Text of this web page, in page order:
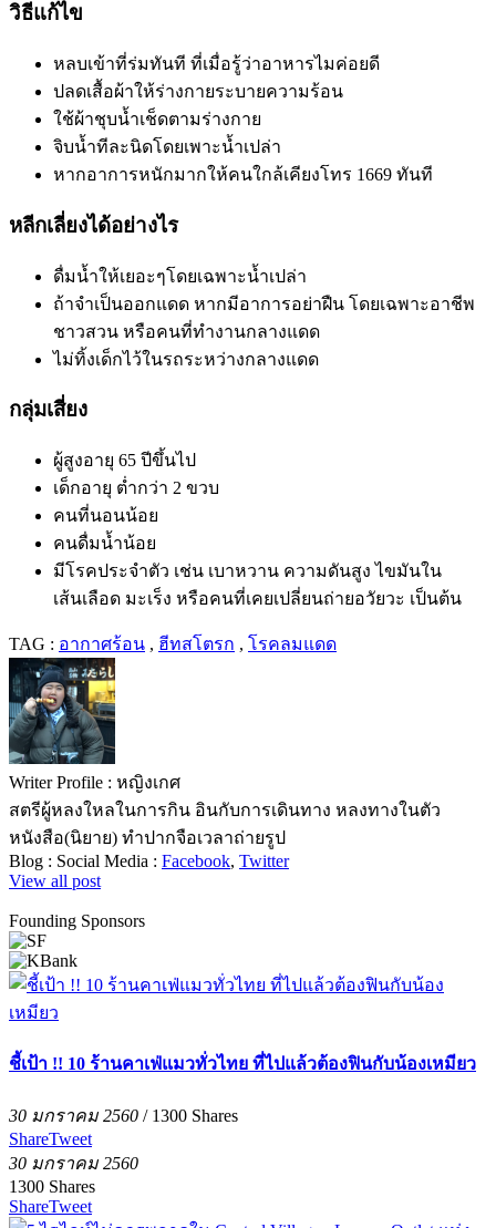
วิธีแก้ไข
หลบเข้าที่ร่มทันที ที่เมื่อรู้ว่าอาหารไมค่อยดี
ปลดเสื้อผ้าให้ร่างกายระบายความร้อน
ใช้ผ้าชุบน้ำเช็ดตามร่างกาย
จิบน้ำทีละนิดโดยเพาะน้ำเปล่า
หากอาการหนักมากให้คนใกล้เคียงโทร 1669 ทันที
หลีกเลี่ยงได้อย่างไร
ดื่มน้ำให้เยอะๆโดยเฉพาะน้ำเปล่า
ถ้าจำเป็นออกแดด หากมีอาการอย่าฝืน โดยเฉพาะอาชีพ
ชาวสวน หรือคนที่ทำงานกลางแดด
ไม่ทิ้งเด็กไว้ในรถระหว่างกลางแดด
กลุ่มเสี่ยง
ผู้สูงอายุ 65 ปีขึ้นไป
เด็กอายุ ต่ำกว่า 2 ขวบ
คนที่นอนน้อย
คนดื่มน้ำน้อย
มีโรคประจำตัว เช่น เบาหวาน ความดันสูง ไขมันใน
เส้นเลือด มะเร็ง หรือคนที่เคยเปลี่ยนถ่ายอวัยวะ เป็นต้น
TAG : อากาศร้อน , ฮีทสโตรก , โรคลมแดด
Writer Profile : หญิงเกศ
สตรีผู้หลงใหลในการกิน อินกับการเดินทาง หลงทางในตัว
หนังสือ(นิยาย) ทำปากจือเวลาถ่ายรูป
Blog : Social Media : Facebook, Twitter
View all post
Founding Sponsors
ชี้เป้า !! 10 ร้านคาเฟ่แมวทั่วไทย ที่ไปแล้วต้องฟินกับน้องเหมียว
30 มกราคม 2560 / 1300 Shares
ShareTweet
30 มกราคม 2560
1300 Shares
ShareTweet